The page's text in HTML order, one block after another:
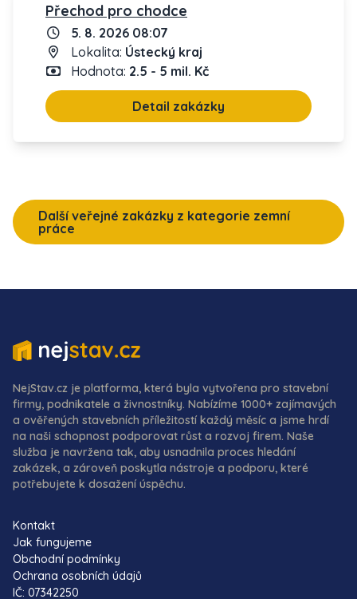
Přechod pro chodce
5. 8. 2026 08:07
Lokalita: Ústecký kraj
Hodnota: 2.5 - 5 mil. Kč
Detail zakázky
Další veřejné zakázky z kategorie zemní
práce
NejStav.cz je platforma, která byla vytvořena pro stavební
firmy, podnikatele a živnostníky. Nabízíme 1000+ zajímavých
a ověřených stavebních příležitostí každý měsíc a jsme hrdí
na naši schopnost podporovat růst a rozvoj firem. Naše
služba je navržena tak, aby usnadnila proces hledání
zakázek, a zároveň poskytla nástroje a podporu, které
potřebujete k dosažení úspěchu.
Kontakt
Jak fungujeme
Obchodní podmínky
Ochrana osobních údajů
IČ: 07342250